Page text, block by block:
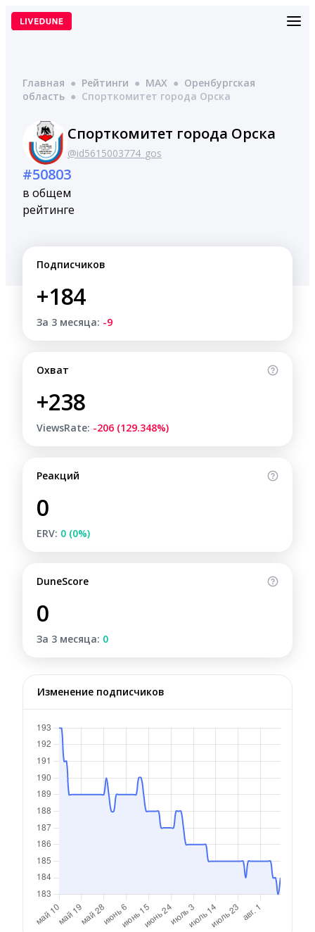
Перейти
Главная ● Рейтинги ● MAX ● Оренбургская
область ● Спорткомитет города Орска
Спорткомитет города Орска
@id5615003774_gos
#50803
в общем
рейтинге
Подписчиков
+184
За 3 месяца: -9
Охват
+238
ViewsRate: -206 (129.348%)
Реакций
0
ERV: 0 (0%)
DuneScore
0
За 3 месяца: 0
Изменение подписчиков